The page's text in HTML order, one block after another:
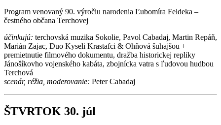
Program venovaný 90. výročiu narodenia Ľubomíra Feldeka –
čestného občana Terchovej
účinkujú: terchovská muzika Sokolie, Pavol Cabadaj, Martin Repáň,
Marián Zajac, Duo Kyseli Krastafci & Ohňová šuhajšou +
premietnutie filmového dokumentu, dražba historickej repliky
Jánošíkovho vojenského kabáta, zbojnícka vatra s ľudovou hudbou
Terchová
scenár, réžia, moderovanie: Peter Cabadaj
ŠTVRTOK 30. júl